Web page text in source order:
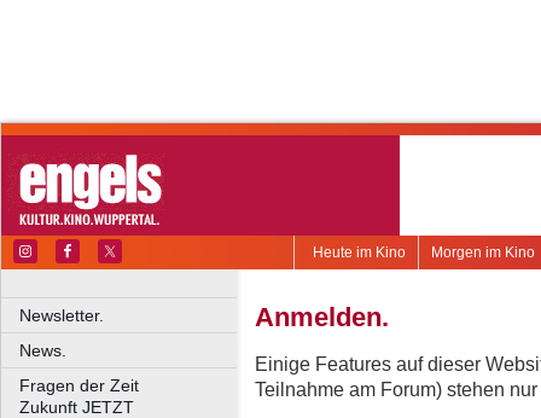
Morgen im Kino
Heute im Kino
Newsletter.
News.
Fragen der Zeit
Zukunft JETZT
Anmelden.
Einige Features auf dieser
Teilnahme am Forum) stehen